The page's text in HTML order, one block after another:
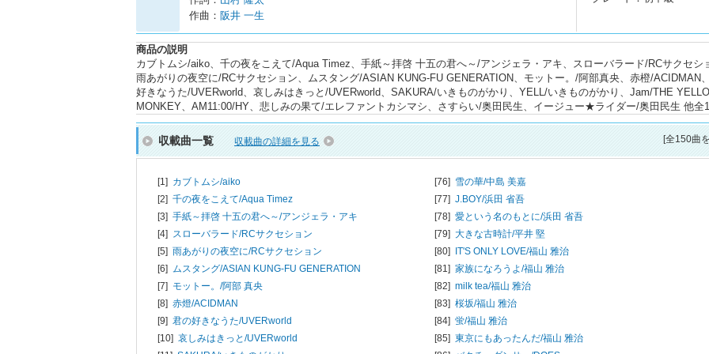
作曲： 阪井 一生
商品の説明
カブトムシ/aiko、千の夜をこえて/Aqua Timez、手紙～拝啓 十五の君へ～/アンジェラ・アキ、スローバラード/RCサクセシ
雨あがりの夜空に/RCサクセション、ムスタング/ASIAN KUNG-FU GENERATION、モットー。/阿部真央、赤橙/ACIDMAN
好きなうた/UVERworld、哀しみはきっと/UVERworld、SAKURA/いきものがかり、YELL/いきものがかり、Jam/THE
MONKEY、AM11:00/HY、悲しみの果て/エレファントカシマシ、さすらい/奥田民生、イージュー★ライダー/奥田民生 他全
収載曲一覧 収載曲の詳細を見る [全150曲
[1] カブトムシ/aiko
[2] 千の夜をこえて/Aqua Timez
[3] 手紙～拝啓 十五の君へ～/アンジェラ・アキ
[4] スローバラード/RCサクセション
[5] 雨あがりの夜空に/RCサクセション
[6] ムスタング/ASIAN KUNG-FU GENERATION
[7] モットー。/阿部 真央
[8] 赤燈/ACIDMAN
[9] 君の好きなうた/UVERworld
[10] 哀しみはきっと/UVERworld
[76] 雪の華/中島 美嘉
[77] J.BOY/浜田 省吾
[78] 愛という名のもとに/浜田 省吾
[79] 大きな古時計/平井 堅
[80] IT'S ONLY LOVE/福山 雅治
[81] 家族になろうよ/福山 雅治
[82] milk tea/福山 雅治
[83] 桜坂/福山 雅治
[84] 蛍/福山 雅治
[85] 東京にもあったんだ/福山 雅治